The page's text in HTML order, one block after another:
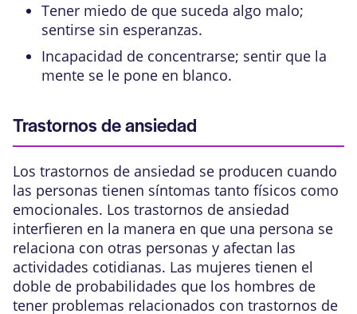
Tener miedo de que suceda algo malo;
sentirse sin esperanzas.
Incapacidad de concentrarse; sentir que la
mente se le pone en blanco.
Trastornos de ansiedad
Los trastornos de ansiedad se producen cuando
las personas tienen síntomas tanto físicos como
emocionales. Los trastornos de ansiedad
interfieren en la manera en que una persona se
relaciona con otras personas y afectan las
actividades cotidianas. Las mujeres tienen el
doble de probabilidades que los hombres de
tener problemas relacionados con trastornos de